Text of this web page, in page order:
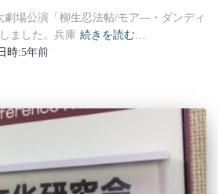
劇場公演「柳生忍法帖/モア―・ダンディ
ました。兵庫 続きを読む…
時:5年前